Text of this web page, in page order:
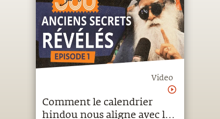
Video
Comment le calendrier
hindou nous aligne avec le